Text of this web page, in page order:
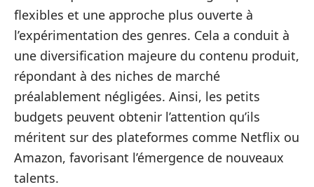
flexibles et une approche plus ouverte à
l’expérimentation des genres. Cela a conduit à
une diversification majeure du contenu produit,
répondant à des niches de marché
préalablement négligées. Ainsi, les petits
budgets peuvent obtenir l’attention qu’ils
méritent sur des plateformes comme Netflix ou
Amazon, favorisant l’émergence de nouveaux
talents.